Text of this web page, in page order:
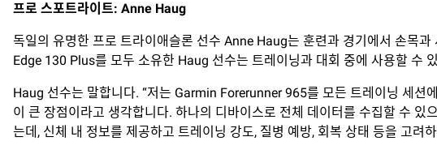
프로 스포트라이트: Anne Haug
독일의 유명한 프로 트라이애슬론 선수 Anne Haug는 훈련과 경기에서 손목과
Edge 130 Plus를 모두 소유한 Haug 선수는 트레이닝과 대회 중에 사용할 수
Haug 선수는 말합니다. “저는 Garmin Forerunner 965를 모든 트레이닝 세션
이 큰 장점이라고 생각합니다. 하나의 디바이스로 전체 데이터를 수집할 수
는데, 신체 내 정보를 제공하고 트레이닝 강도, 질병 예방, 회복 상태 등을 고려